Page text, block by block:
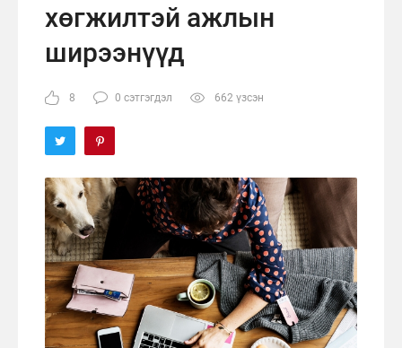
хөгжилтэй ажлын
ширээнүүд
8 0 сэтгэгдэл 662 үзсэн